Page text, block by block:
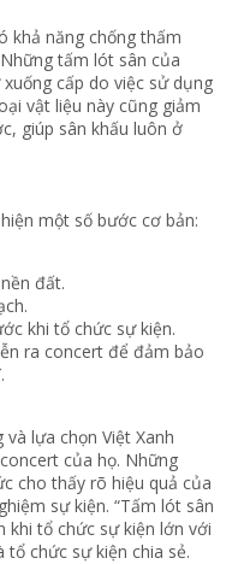
khả năng chống thấm
tấm lót sân của
cấp do việc sử dụng
vật liệu này cũng giảm
giúp sân khấu luôn ở
một số bước cơ bản:
đất.
khi tổ chức sự kiện.
ra concert để đảm bảo
lựa chọn Việt Xanh
của họ. Những
cho thấy rõ hiệu quả của
sự kiện. “Tấm lót sân
khi tổ chức sự kiện lớn với
chức sự kiện chia sẻ.